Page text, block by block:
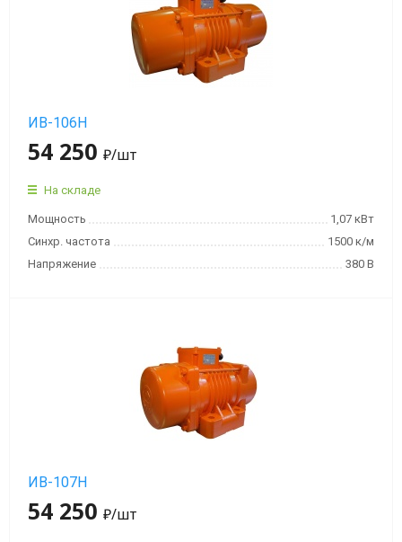
ИВ-106Н
54 250 ₽/шт
На складе
Мощность
1,07 кВт
Синхр. частота
1500 к/м
Напряжение
380 В
ИВ-107Н
54 250 ₽/шт